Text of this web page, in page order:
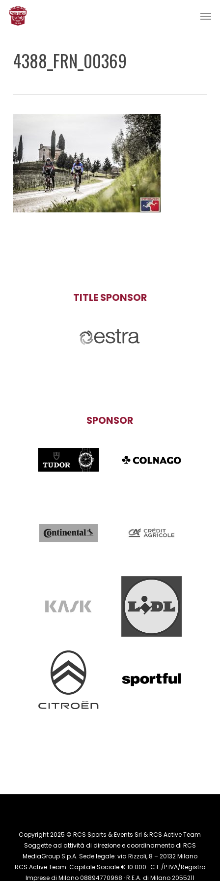
Skip
content
4388_FRN_00369
TITLE SPONSOR
SPONSOR
Copyright 2025 © RCS Sports & Events Srl & RCS Active Team
Soggette ad attività di direzione e coordinamento di RCS
MediaGroup S.p.A. Sede legale: via Rizzoli, 8 – 20132 Milano
RCS Active Team: Capitale Sociale € 10.000 · C.F./P.IVA/Registro
Imprese di Milano 08894770968 · R.E.A. di Milano 2055211